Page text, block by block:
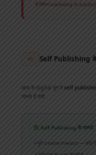
हैं लेकिन marketing या
03 Self Publishing
आज के digital युग में self
जानते हैं क्यों:
Self Publishing के फायदे
पूरी creative freedom — कोई